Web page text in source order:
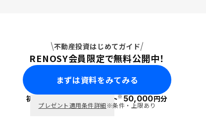
不動産投資はじめてガイド
RENOSY会員限定で無料公開中！
まずは資料をみてみる
初回面談で ポイント※50,000円分
プレゼント適用条件詳細※条件・上限あり